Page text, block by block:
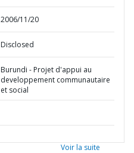
2006/11/20
Disclosed
Burundi - Projet d'appui au
developpement communautaire
et social
Voir la suite